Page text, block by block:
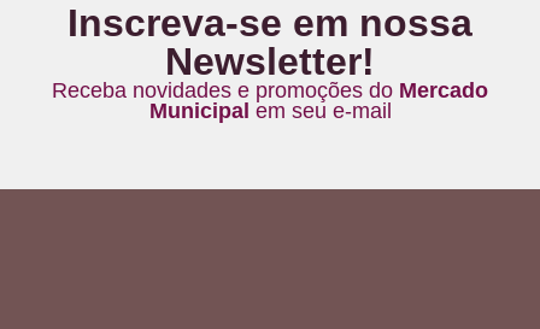
Inscreva-se em nossa
Newsletter!
Receba novidades e promoções do Mercado
Municipal em seu e-mail